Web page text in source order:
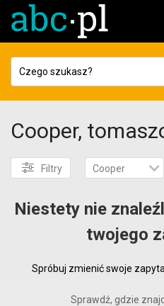
Cooper,
Filtry Cooper
Niestety nie
twojego
Spróbuj zmienić swoje
Sprawdź, gdzie